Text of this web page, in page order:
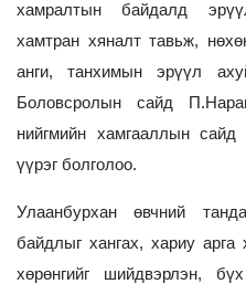
хамралтын байдалд
хамтран хяналт тавьж,
анги, танхимын эрүүл
Боловсролын сайд
нийгмийн хамгааллын
үүрэг болголоо.
Улаанбурхан өвчний
байдлыг хангах, хариу
хөрөнгийг шийдвэрлэн,